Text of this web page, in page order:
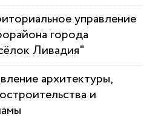
управление
города
Ливадия"
архитектуры,
и